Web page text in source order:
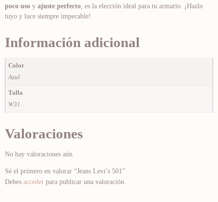
poco uso y ajuste perfecto , es la elección ideal para tu armario. ¡Hazlo
tuyo y luce siempre impecable!
Información adicional
Color
Azul
Talla
W31
Valoraciones
No hay valoraciones aún.
Sé el primero en valorar “Jeans Levi’s 501”
Debes acceder para publicar una valoración.